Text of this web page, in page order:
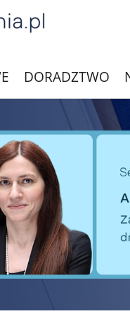
DORADZTWO